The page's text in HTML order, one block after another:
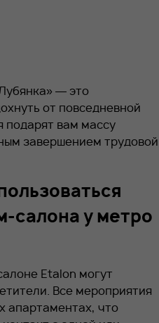
— это
от повседневной
подарят вам массу
завершением трудовой
салона у метро
Etalon могут
Все мероприятия
апартаментах, что